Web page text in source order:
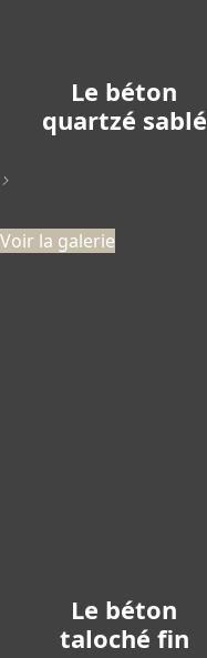
Le béton
quartzé sablé
>
Voir la galerie
Le béton
taloché fin